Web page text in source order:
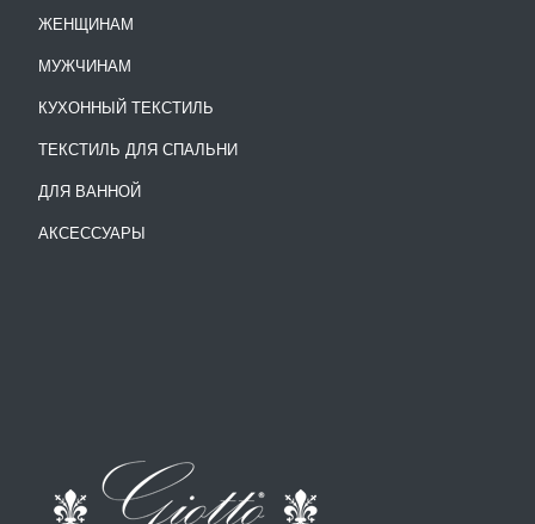
ЖЕНЩИНАМ
МУЖЧИНАМ
КУХОННЫЙ ТЕКСТИЛЬ
ТЕКСТИЛЬ ДЛЯ СПАЛЬНИ
ДЛЯ ВАННОЙ
АКСЕССУАРЫ